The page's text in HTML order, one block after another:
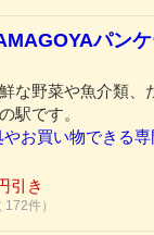
パン
な野菜や魚介類、
駅です。
お買い物できる
引き
件）